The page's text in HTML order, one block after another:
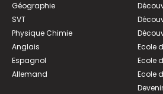
Géographie
SVT
Physique Chimie
Anglais
Espagnol
Allemand
Ecole
Ecole
Ecole